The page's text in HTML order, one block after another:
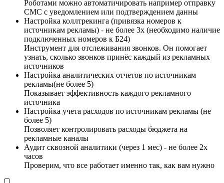
Роботами можно автоматичировать например отправку
СМС с уведомлением или подтверждением данны
Настройка коллтрекинга (привязка номеров к
источникам рекламы) - не более 3х (необходимо наличие
подключенных номеров к Б24)
Инструмент для отслеживания звонков. Он помогает
узнать, сколько звонков принёс каждый из рекламных
источников
Настройка аналитических отчетов по источникам
рекламы(не более 5)
Показывает эффективность каждого рекламного
источника
Настройка учета расходов по источникам рекламы (не
более 5)
Позволяет контролировать расходы бюджета на
рекламные каналы
Аудит сквозной аналитики (через 1 мес) - не более 2х
часов
Проверим, что все работает именно так, как вам нужно